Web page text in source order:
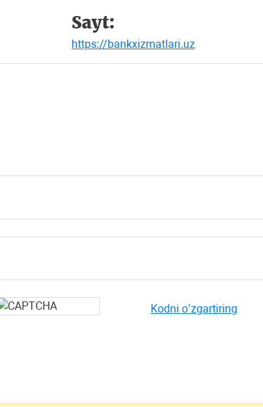
Sayt:
https://bankxizmatlari.uz
Kodni o’zgartiring